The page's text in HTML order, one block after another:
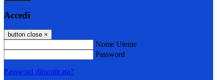
Accedi
button close ×
Nome Utente
Password
Password dimenticata?